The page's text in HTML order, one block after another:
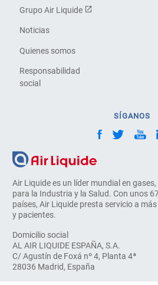
Air Liquide es un líder mundial en
para la Industria y la Salud. Con unos
países, Air Liquide presta servicio a
y pacientes.
Domicilio social
AL AIR LIQUIDE ESPAÑA, S.A.
C/ Agustín de Foxá nº 4, Planta 4ª
28036 Madrid, España
Grupo Air Liquide
Noticias
Quienes somos
Responsabilidad
social
SÍGANOS